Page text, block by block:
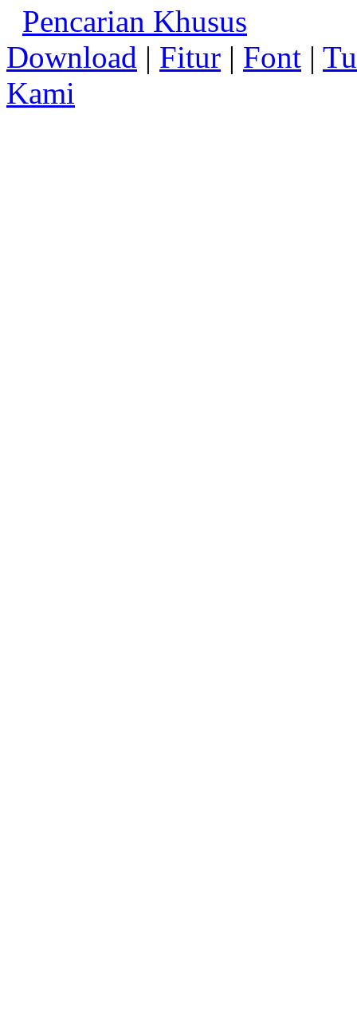
Pencarian Khusus
Download | Fitur | Font |
Kami